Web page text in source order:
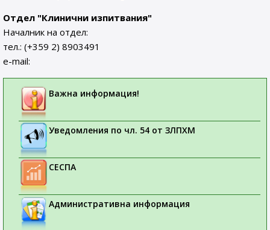
Отдел "Клинични изпитвания"
Началник на отдел:
тел.: (+359 2) 8903491
e-mail:
Важна информация!
Уведомления по чл. 54 от ЗЛПХМ
СЕСПА
Административна информация